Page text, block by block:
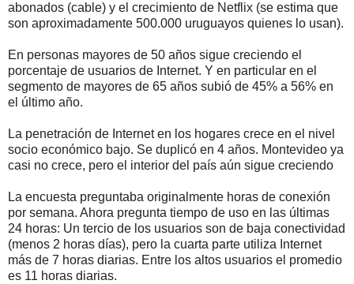
abonados (cable) y el crecimiento de Netflix (se estima que
son aproximadamente 500.000 uruguayos quienes lo usan).
En personas mayores de 50 años sigue creciendo el
porcentaje de usuarios de Internet. Y en particular en el
segmento de mayores de 65 años subió de 45% a 56% en
el último año.
La penetración de Internet en los hogares crece en el nivel
socio económico bajo. Se duplicó en 4 años. Montevideo ya
casi no crece, pero el interior del país aún sigue creciendo
La encuesta preguntaba originalmente horas de conexión
por semana. Ahora pregunta tiempo de uso en las últimas
24 horas: Un tercio de los usuarios son de baja conectividad
(menos 2 horas días), pero la cuarta parte utiliza Internet
más de 7 horas diarias. Entre los altos usuarios el promedio
es 11 horas diarias.